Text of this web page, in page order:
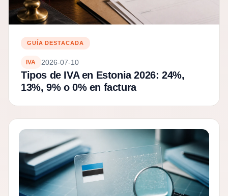
GUÍA DESTACADA
IVA 2026-07-10
Tipos de IVA en Estonia 2026: 24%,
13%, 9% o 0% en factura